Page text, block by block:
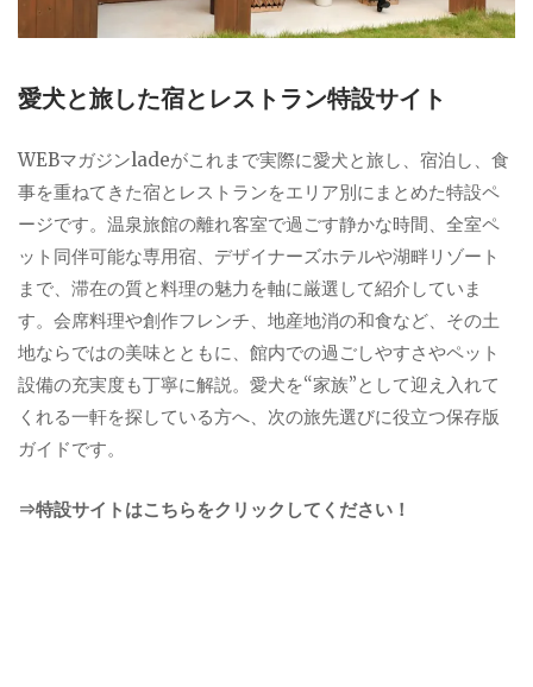
愛犬と旅した宿とレストラン特設サイト
WEBマガジンladeがこれまで実際に愛犬と旅し、宿泊し、食
事を重ねてきた宿とレストランをエリア別にまとめた特設ペ
ージです。温泉旅館の離れ客室で過ごす静かな時間、全室ペ
ット同伴可能な専用宿、デザイナーズホテルや湖畔リゾート
まで、滞在の質と料理の魅力を軸に厳選して紹介していま
す。会席料理や創作フレンチ、地産地消の和食など、その土
地ならではの美味とともに、館内での過ごしやすさやペット
設備の充実度も丁寧に解説。愛犬を“家族”として迎え入れて
くれる一軒を探している方へ、次の旅先選びに役立つ保存版
ガイドです。
⇒特設サイトはこちらをクリックしてください！